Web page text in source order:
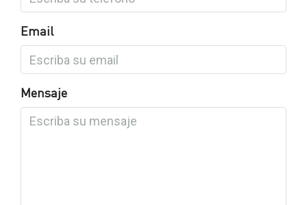
Email
Mensaje